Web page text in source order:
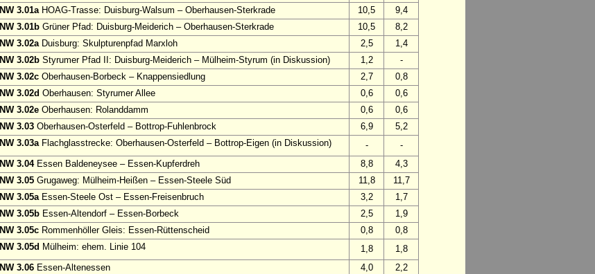
NW 3.01aHOAG-Trasse: Duisburg-Walsum – Oberhausen-Sterkrade 10,5
9,4
NW 3.01b Grüner Pfad: Duisburg-Meiderich – Oberhausen-Sterkrade 10,5
8,2
NW 3.02aDuisburg: Skulpturenpfad Marxloh 2,5
1,4
NW 3.02b Styrumer Pfad II: Duisburg-Meiderich – Mülheim-Styrum (in Diskussion) 1,2
-
NW 3.02c Oberhausen-Borbeck – Knappensiedlung 2,7
0,8
NW 3.02d Oberhausen: Styrumer Allee 0,6
0,6
NW 3.02e Oberhausen: Rolanddamm 0,6
0,6
NW 3.03 Oberhausen-Osterfeld – Bottrop-Fuhlenbrock 6,9
5,2
NW 3.03aFlachglasstrecke: Oberhausen-Osterfeld – Bottrop-Eigen (in Diskussion) -
-
NW 3.04Essen Baldeneysee – Essen-Kupferdreh 8,8
4,3
NW 3.05 Grugaweg: Mülheim-Heißen – Essen-Steele Süd 11,8
11,7
NW 3.05aEssen-Steele Ost – Essen-Freisenbruch 3,2
1,7
NW 3.05b Essen-Altendorf – Essen-Borbeck 2,5
1,9
NW 3.05c Rommenhöller Gleis: Essen-Rüttenscheid 0,8
0,8
NW 3.05d Mülheim: ehem. Linie 104 1,8
1,8
NW 3.06 Essen-Altenessen 4,0
2,2